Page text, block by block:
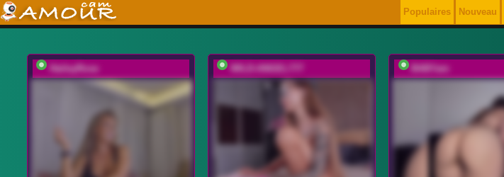
Populaires Nouveau
HaileyRose WILD-ANGEL777 BABYam